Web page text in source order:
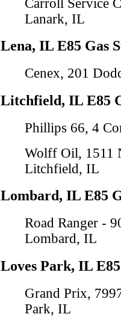
Carroll Service
Lanark, IL
Lena, IL E85 Gas
Cenex, 201
Litchfield, IL E85
Phillips 66, 4
Wolff Oil, 1511
Litchfield, IL
Lombard, IL E85
Road Ranger -
Lombard, IL
Loves Park, IL
Grand Prix,
Park, IL